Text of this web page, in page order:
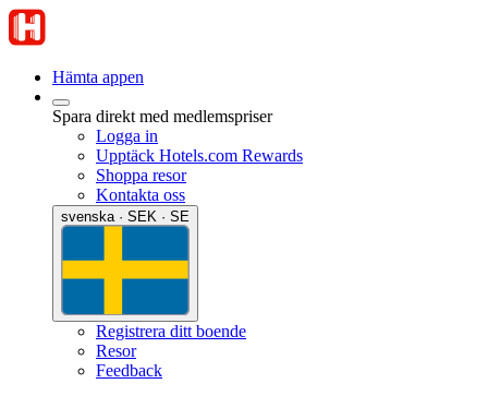
Hämta appen
Spara direkt med medlemspriser
Logga in
Upptäck Hotels.com Rewards
Shoppa resor
Kontakta oss
svenska · SEK · SE
Registrera ditt boende
Resor
Feedback